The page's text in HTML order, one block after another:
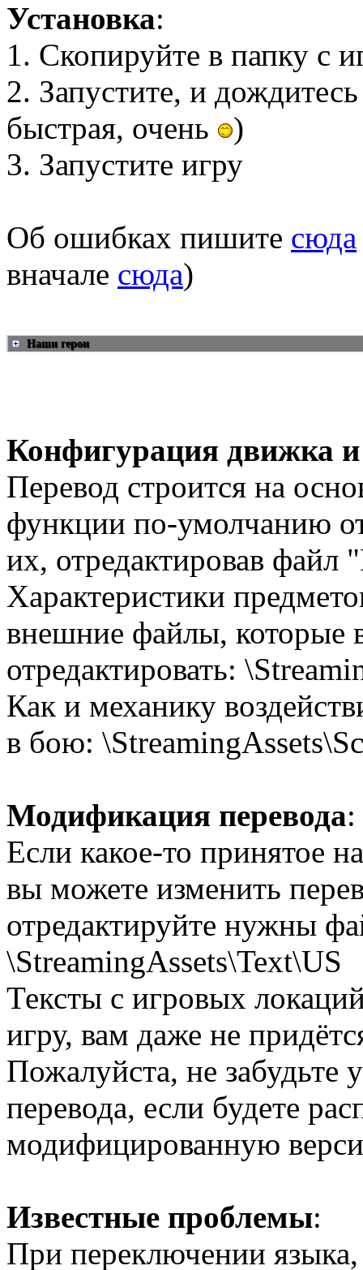
Установка:
1. Скопируйте в папку с
2. Запустите, и
быстрая, очень
)
3. Запустите игру
Об ошибках пишите сюда
вначале сюда)
Наши герои
Конфигурация движка
Перевод строится на
функции по-умолчанию
их, отредактировав файл
Характеристики
внешние файлы, которые
отредактировать:
Как и механику
в бою:
Модификация перевода:
Если какое-то принятое
вы можете изменить
отредактируйте нужны
\StreamingAssets\Text\US
Тексты с игровых
игру, вам даже не
Пожалуйста, не забудьте
перевода, если будете
модифицированную
Известные проблемы:
При переключении языка,